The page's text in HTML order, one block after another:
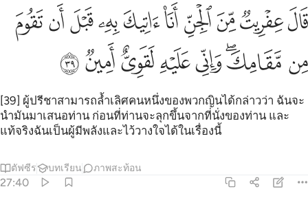
قال عفريت من الجن انا اتيك به قبل ان تقوم من مقامك واني عليه لقوي
قَالَ عِفْرِيتٌۭ مِّنَ ٱلْجِنِّ أَنَا۠ ءَاتِيكَ بِهِۦ قَبْلَ أَن تَقُومَ مِن مَّقَامِكَ
ﱬﱭﱮﱯﱰﱱﱲﱳﱴﱵ
ﱶﱷﱸﱹﱺﱻﱼﱽ
[39] ผู้ปรีชาสามารถล้ำเลิศคนหนึ่งของพวกญินได้กล่าวว่า ฉันจะ
นำมันมาเสนอท่าน ก่อนที่ท่านจะลุกขึ้นจากที่นั่งของท่าน และ
แท้จริงฉันเป็นผู้มีพลังและไว้วางใจได้ในเรื่องนี้
ตัฟซีร บทเรียน ภาพสะท้อน
27:40